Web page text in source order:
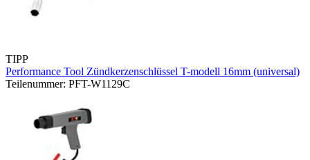
TIPP
Performance Tool Zündkerzenschlüssel T-modell 16mm (universal)
Teilenummer: PFT-W1129C